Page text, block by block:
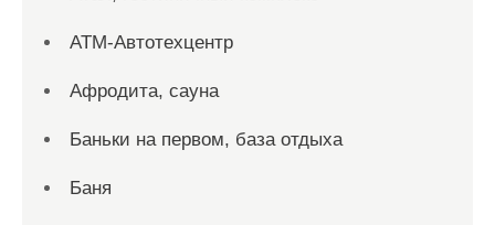
АТМ-Автотехцентр
Афродита, сауна
Баньки на первом, база отдыха
Баня